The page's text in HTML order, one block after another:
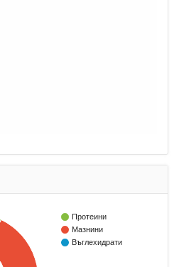
Протеини
Мазнини
Въглехидрати